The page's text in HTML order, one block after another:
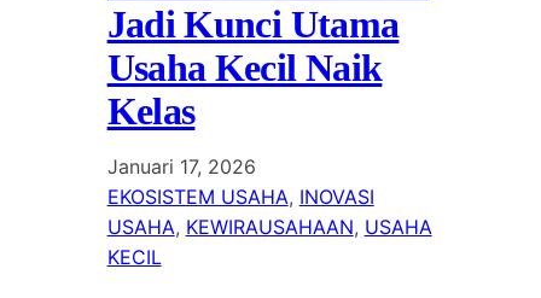
Jadi Kunci Utama
Usaha Kecil Naik
Kelas
Januari 17, 2026
EKOSISTEM USAHA, INOVASI
USAHA, KEWIRAUSAHAAN, USAHA
KECIL